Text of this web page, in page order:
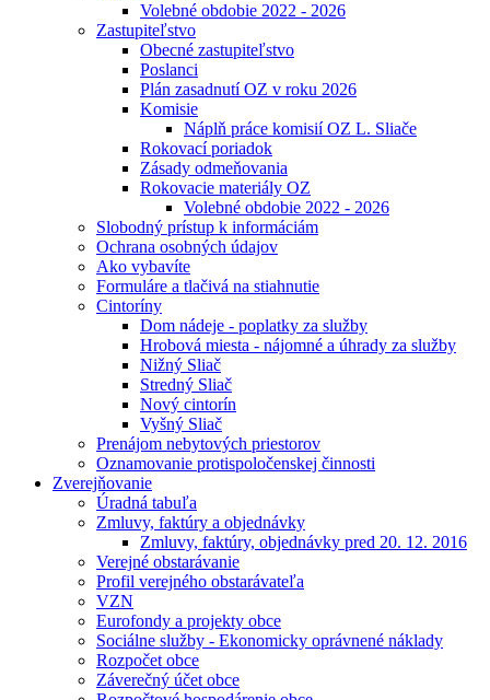
Volebné obdobie 2022 - 2026
Zastupiteľstvo
Obecné zastupiteľstvo
Poslanci
Plán zasadnutí OZ v roku 2026
Komisie
Náplň práce komisií OZ L. Sliače
Rokovací poriadok
Zásady odmeňovania
Rokovacie materiály OZ
Volebné obdobie 2022 - 2026
Slobodný prístup k informáciám
Ochrana osobných údajov
Ako vybavíte
Formuláre a tlačivá na stiahnutie
Cintoríny
Dom nádeje - poplatky za služby
Hrobová miesta - nájomné a úhrady za služby
Nižný Sliač
Stredný Sliač
Nový cintorín
Vyšný Sliač
Prenájom nebytových priestorov
Oznamovanie protispoločenskej činnosti
Zverejňovanie
Úradná tabuľa
Zmluvy, faktúry a objednávky
Zmluvy, faktúry, objednávky pred 20. 12. 2016
Verejné obstarávanie
Profil verejného obstarávateľa
VZN
Eurofondy a projekty obce
Sociálne služby - Ekonomicky oprávnené náklady
Rozpočet obce
Záverečný účet obce